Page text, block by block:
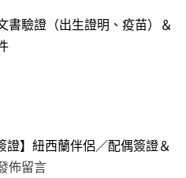
書驗證（出生證明、疫苗）＆
證】紐西蘭伴侶／配偶簽證＆
佈留言